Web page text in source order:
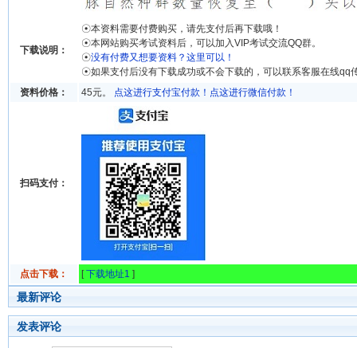
下载说明：
☉本资料需要付费购买，请先支付后再下载哦！
☉本网站购买考试资料后，可以加入VIP考试交流QQ群。
☉没有付费又想要资料？这里可以！
☉如果支付后没有下载成功或不会下载的，可以联系客服在线qq
资料价格：
45元。 点这进行支付宝付款！ 点这进行微信付款！
扫码支付：
点击下载： [下载地址1 ]
最新评论
发表评论